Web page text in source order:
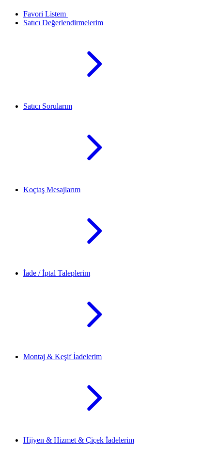
Favori Listem
Satıcı Değerlendirmelerim
Satıcı Sorularım
Koçtaş Mesajlarım
İade / İptal Taleplerim
Montaj & Keşif İadelerim
Hijyen & Hizmet & Çiçek İadelerim